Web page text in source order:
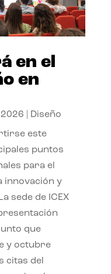
en el
en
Diseño
este
puntos
para el
innovación y
sede de ICEX
que
y octubre
citas del